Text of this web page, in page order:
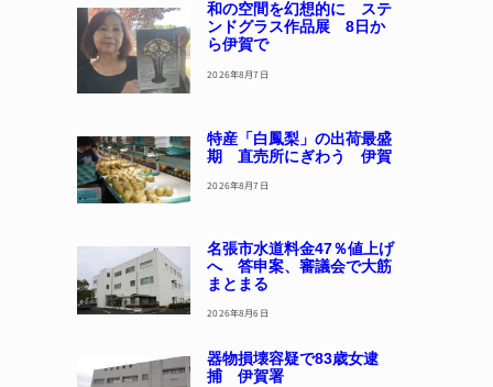
和の空間を幻想的に ステ
ンドグラス作品展 8日か
ら伊賀で
2026年8月7日
特産「白鳳梨」の出荷最盛
期 直売所にぎわう 伊賀
2026年8月7日
名張市水道料金47％値上げ
へ 答申案、審議会で大筋
まとまる
2026年8月6日
器物損壊容疑で83歳女逮
捕 伊賀署